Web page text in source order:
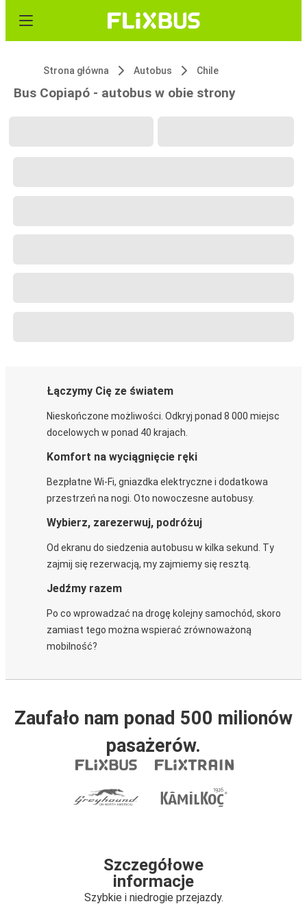
Strona główna Autobus Chile
Bus Copiapó - autobus w obie strony
Łączymy Cię ze światem
Nieskończone możliwości. Odkryj ponad 8 000 miejsc
docelowych w ponad 40 krajach.
Komfort na wyciągnięcie ręki
Bezpłatne Wi-Fi, gniazdka elektryczne i dodatkowa
przestrzeń na nogi. Oto nowoczesne autobusy.
Wybierz, zarezerwuj, podróżuj
Od ekranu do siedzenia autobusu w kilka sekund. Ty
zajmij się rezerwacją, my zajmiemy się resztą.
Jedźmy razem
Po co wprowadzać na drogę kolejny samochód, skoro
zamiast tego można wspierać zrównoważoną
mobilność?
Zaufało nam ponad 500 milionów
pasażerów.
Szczegółowe
informacje
Szybkie i niedrogie przejazdy.